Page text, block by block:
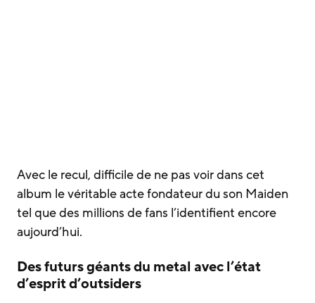
Avec le recul, difficile de ne pas voir dans cet
album le véritable acte fondateur du son Maiden
tel que des millions de fans l’identifient encore
aujourd’hui.
Des futurs géants du metal avec l’état
d’esprit d’outsiders